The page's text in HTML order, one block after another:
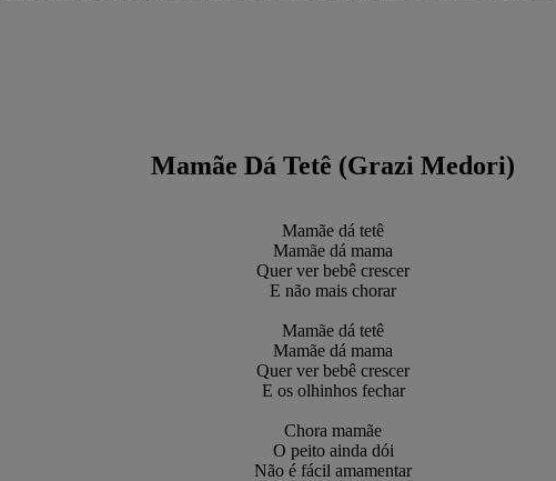
Mamãe Dá Tetê (Grazi Medori)
Mamãe dá tetê
Mamãe dá mama
Quer ver bebê crescer
E não mais chorar
Mamãe dá tetê
Mamãe dá mama
Quer ver bebê crescer
E os olhinhos fechar
Chora mamãe
O peito ainda dói
Não é fácil amamentar